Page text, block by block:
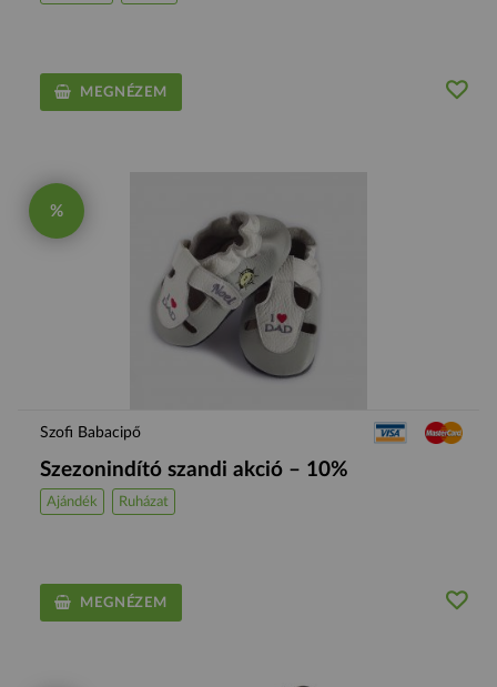
MEGNÉZEM
%
Szofi Babacipő
Szezonindító szandi akció – 10%
Ajándék Ruházat
MEGNÉZEM